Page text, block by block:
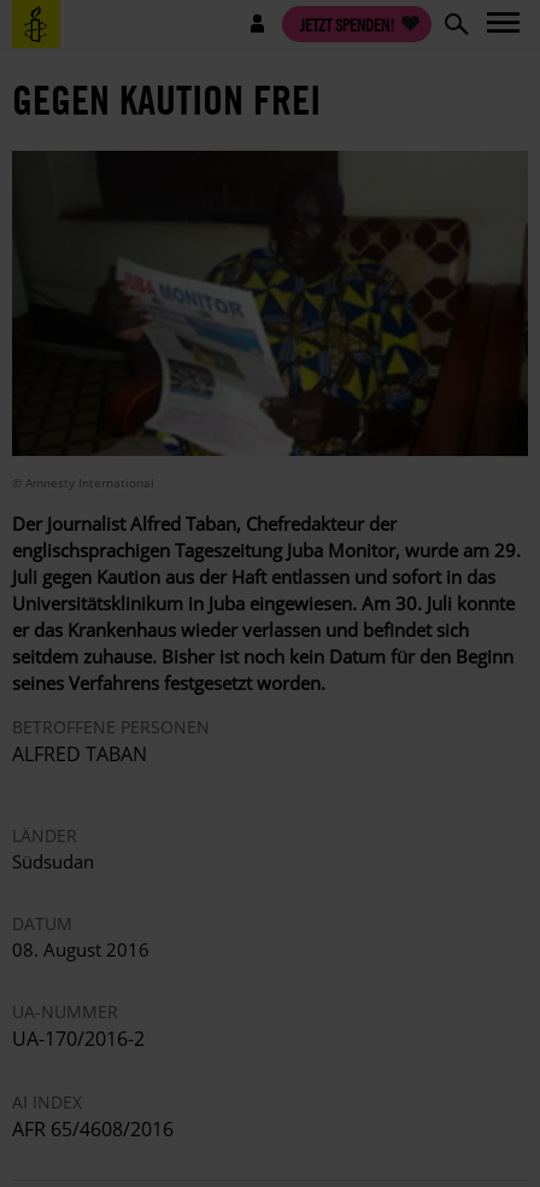
Direkt
zum
Benutzermenü JETZT SPENDEN!
GEGEN KAUTION FREI
© Amnesty International
Der Journalist Alfred Taban, Chefredakteur der
englischsprachigen Tageszeitung Juba Monitor, wurde am 29.
Juli gegen Kaution aus der Haft entlassen und sofort in das
Universitätsklinikum in Juba eingewiesen. Am 30. Juli konnte
er das Krankenhaus wieder verlassen und befindet sich
seitdem zuhause. Bisher ist noch kein Datum für den Beginn
seines Verfahrens festgesetzt worden.
BETROFFENE PERSONEN
ALFRED TABAN
LÄNDER
Südsudan
DATUM
08. August 2016
UA-NUMMER
UA-170/2016-2
AI INDEX
AFR 65/4608/2016